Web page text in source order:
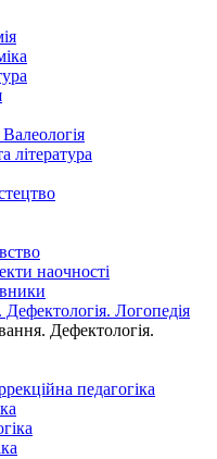
література
наочності
Логопедія
Дефектологія.
педагогіка